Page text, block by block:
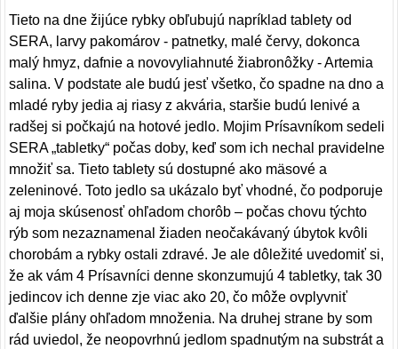
Tieto na dne žijúce rybky obľubujú napríklad tablety od
SERA, larvy pakomárov - patnetky, malé červy, dokonca
malý hmyz, dafnie a novovyliahnuté žiabronôžky - Artemia
salina. V podstate ale budú jesť všetko, čo spadne na dno a
mladé ryby jedia aj riasy z akvária, staršie budú lenivé a
radšej si počkajú na hotové jedlo. Mojim Prísavníkom sedeli
SERA „tabletky“ počas doby, keď som ich nechal pravidelne
množiť sa. Tieto tablety sú dostupné ako mäsové a
zeleninové. Toto jedlo sa ukázalo byť vhodné, čo podporuje
aj moja skúsenosť ohľadom chorôb – počas chovu týchto
rýb som nezaznamenal žiaden neočakávaný úbytok kvôli
chorobám a rybky ostali zdravé. Je ale dôležité uvedomiť si,
že ak vám 4 Prísavníci denne skonzumujú 4 tabletky, tak 30
jedincov ich denne zje viac ako 20, čo môže ovplyvniť
ďalšie plány ohľadom množenia. Na druhej strane by som
rád uviedol, že neopovrhnú jedlom spadnutým na substrát a